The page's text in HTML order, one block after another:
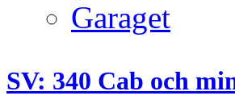
SV: 340 Cab och